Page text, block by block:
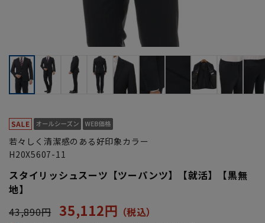
若々しく清潔感のある好印象カラー
H20X5607-11
スタイリッシュスーツ【ツーパンツ】【就活】【黒無
地】
43,890円 35,112円